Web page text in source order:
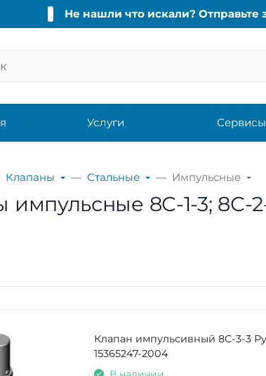
Не нашли что искали? Отправьте
Услуги Сервисы
Клапаны Стальные Импульсные
8С-1-3; 8С-
Клапан импульсивный 8C-3-3
15365247-2004